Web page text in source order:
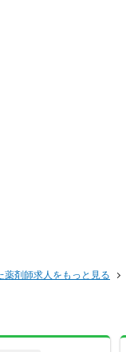
薬剤師求人をもっと見る